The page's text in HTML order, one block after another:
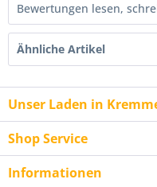
Bewertungen lesen,
Ähnliche Artikel
Unser Laden in
Shop Service
Informationen